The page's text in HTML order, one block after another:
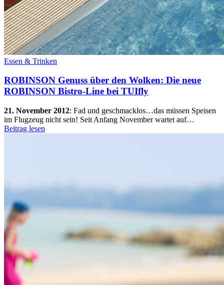
Essen & Trinken
ROBINSON Genuss über den Wolken: Die neue
ROBINSON Bistro-Line bei TUIfly
21. November 2012: Fad und geschmacklos…das müssen Speisen
im Flugzeug nicht sein! Seit Anfang November wartet auf…
Beitrag lesen